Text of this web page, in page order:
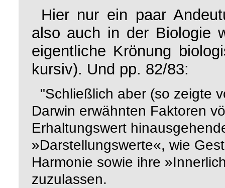
Hier nur ein paar
also auch in der Biologie
eigentliche Krönung
kursiv). Und pp. 82/83:
"Schließlich aber (so zeigte
Darwin erwähnten Faktoren
Erhaltungswert
»Darstellungswerte«, wie
Harmonie sowie ihre
zuzulassen.